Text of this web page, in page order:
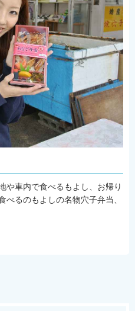
や車内で食べるもよし、お帰り
るのもよしの名物穴子弁当、